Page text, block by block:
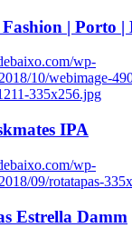
| Porto |
wp-
10/webimage-
335x256.jpg
IPA
wp-
09/rotatapas-
Estrella Damm